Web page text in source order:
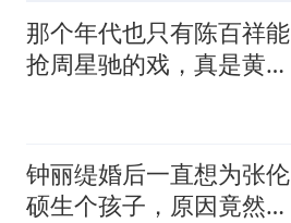
那个年代也只有陈百祥能
抢周星驰的戏，真是黄金
钟丽缇婚后一直想为张伦
硕生个孩子，原因竟然是